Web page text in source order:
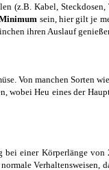
(z.B. Kabel,
sein, hier gilt je
ihren Auslauf
Von manchen Sorten
wobei Heu eines der
einer Körperlänge
Verhaltensweisen,